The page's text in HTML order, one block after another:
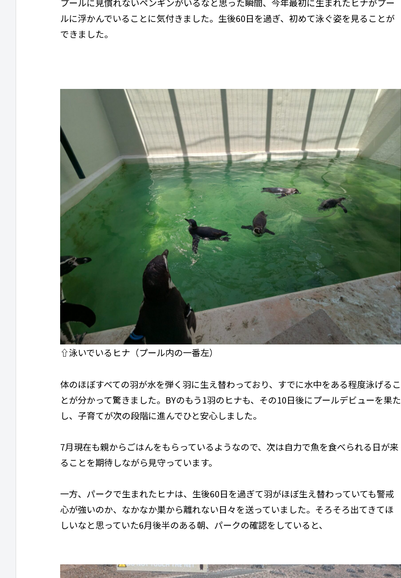
ルに浮かんでいることに気付きました。生後60日を過ぎ、初めて泳ぐ姿を見ることが
できました。
⇧泳いでいるヒナ（プール内の一番左）
体のほぼすべての羽が水を弾く羽に生え替わっており、すでに水中をある程度泳げるこ
とが分かって驚きました。BYのもう1羽のヒナも、その10日後にプールデビューを果た
し、子育てが次の段階に進んでひと安心しました。
7月現在も親からごはんをもらっているようなので、次は自力で魚を食べられる日が来
ることを期待しながら見守っています。
一方、パークで生まれたヒナは、生後60日を過ぎて羽がほぼ生え替わっていても警戒
心が強いのか、なかなか巣から離れない日々を送っていました。そろそろ出てきてほ
しいなと思っていた6月後半のある朝、パークの確認をしていると、